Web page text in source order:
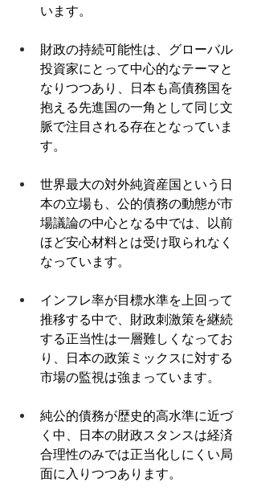
います。
財政の持続可能性は、グローバル
投資家にとって中心的なテーマと
なりつつあり、日本も高債務国を
抱える先進国の一角として同じ文
脈で注目される存在となっていま
す。
世界最大の対外純資産国という日
本の立場も、公的債務の動態が市
場議論の中心となる中では、以前
ほど安心材料とは受け取られなく
なっています。
インフレ率が目標水準を上回って
推移する中で、財政刺激策を継続
する正当性は一層難しくなってお
り、日本の政策ミックスに対する
市場の監視は強まっています。
純公的債務が歴史的高水準に近づ
く中、日本の財政スタンスは経済
合理性のみでは正当化しにくい局
面に入りつつあります。